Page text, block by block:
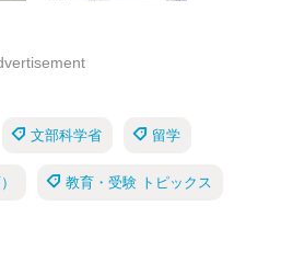
文部科学省 留学
教育・受験 トピックス